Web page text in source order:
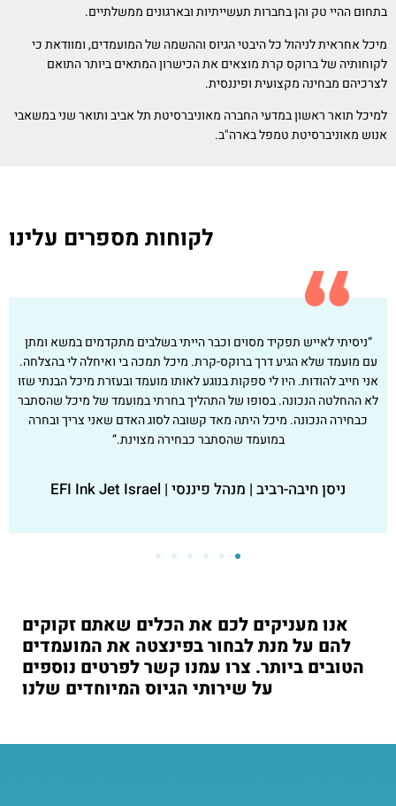
בתחום ההיי טק והן בחברות תעשייתיות ובארגונים ממשלתיים.
מיכל אחראית לניהול כל היבטי הגיוס וההשמה של המועמדים, ומוודאת כי
לקוחותיה של ברוקס קרת מוצאים את הכישרון המתאים ביותר התואם
לצרכיהם מבחינה מקצועית ופיננסית.
למיכל תואר ראשון במדעי החברה מאוניברסיטת תל אביב ותואר שני במשאבי
אנוש מאוניברסיטת טמפל בארה"ב.
לקוחות מספרים עלינו
“ניסיתי לאייש תפקיד מסוים וכבר הייתי בשלבים מתקדמים במשא ומתן
עם מועמד שלא הגיע דרך ברוקס-קרת. מיכל תמכה בי ואיחלה לי בהצלחה.
אני חייב להודות. היו לי ספקות בנוגע לאותו מועמד ובעזרת מיכל הבנתי שזו
לא ההחלטה הנכונה. בסופו של התהליך בחרתי במועמד של מיכל שהסתבר
כבחירה הנכונה. מיכל היתה מאד קשובה לסוג האדם שאני צריך ובחרה
במועמד שהסתבר כבחירה מצוינת.”
ניסן חיבה-רביב | מנהל פיננסי | EFI Ink Jet Israel
1
2
3
אנו מעניקים לכם את הכלים שאתם זקוקים
להם על מנת לבחור בפינצטה את המועמדים
הטובים ביותר. צרו עמנו קשר לפרטים נוספים
על שירותי הגיוס המיוחדים שלנו